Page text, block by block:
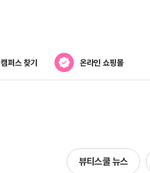
캠퍼스 찾기 온라인 쇼핑몰
전국캠퍼스 찾기
제휴협력사
뷰티스쿨 뉴스